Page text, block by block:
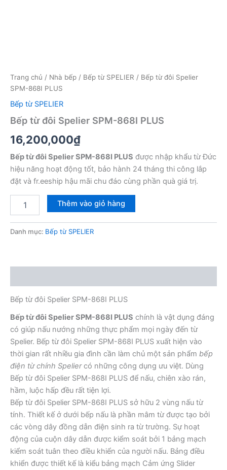
Trang chủ / Nhà bếp / Bếp từ SPELIER / Bếp từ đôi Spelier
SPM-868I PLUS
Bếp từ SPELIER
Bếp từ đôi Spelier SPM-868I PLUS
16,200,000₫
Bếp từ đôi Spelier SPM-868I PLUS được nhập khẩu từ Đức
hiệu năng hoạt động tốt, bảo hành 24 tháng thi công lắp
đặt và fr.eeship hậu mãi chu đáo cùng phần quà giá trị.
Spelier
Thêm vào giỏ hàng
Danh mục: Bếp từ SPELIER
Bếp từ đôi Spelier SPM-868I PLUS
Bếp từ đôi Spelier SPM-868I PLUS chính là vật dụng đáng
có giúp nấu nướng những thực phẩm mọi ngày đến từ
Spelier. Bếp từ đôi Spelier SPM-868I PLUS xuất hiện vào
thời gian rất nhiều gia đình cần làm chủ một sản phẩm bếp
điện từ chính Speliercó những công dụng ưu việt. Dùng
Bếp từ đôi Spelier SPM-868I PLUS để nấu, chiên xào rán,
hầm, luộc hấp đều rất tiện lợi.
Bếp từ đôi Spelier SPM-868I PLUS sở hữu 2 vùng nấu từ
tính. Thiết kế ở dưới bếp nấu là phần mâm từ được tạo bởi
các vòng dây đồng dẫn điện sinh ra từ trường. Sự hoạt
động của cuộn dây dẫn được kiểm soát bởi 1 bảng mạch
kiểm soát tuân theo điều khiển của người nấu. Bảng điều
khiển được thiết kế là kiểu bảng mạch Cảm ứng Slider